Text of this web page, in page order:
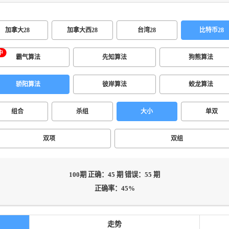
加拿大28 加拿大西28 台湾28 比特币28
霸气算法 先知算法 狗熊算法
骄阳算法 彼岸算法 蛟龙算法
组合 杀组 大小 单双
双项 双组
100期 正确：45 期 错误：55 期
正确率：45%
走势